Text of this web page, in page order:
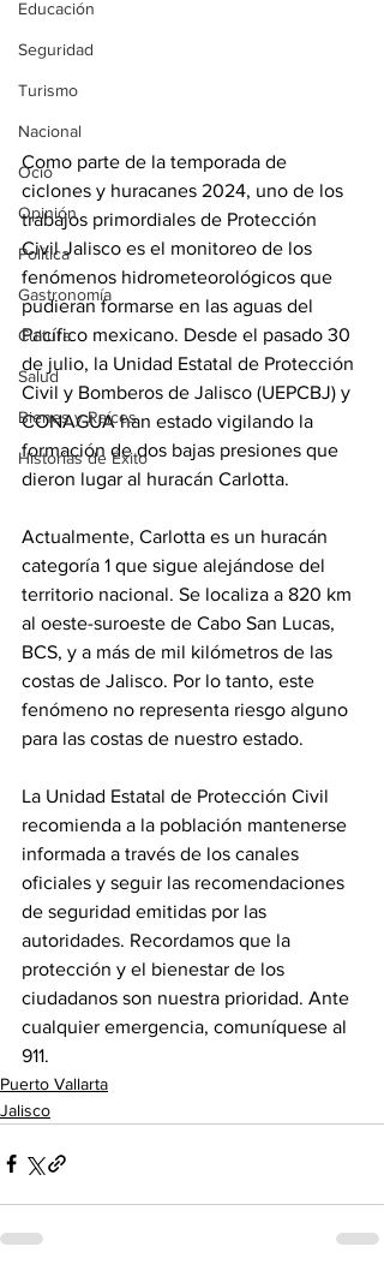
Educación
Seguridad
Turismo
Nacional
Ocio
Opinión
Política
Gastronomía
Cultura
Salud
Bienes y Raíces
Historias de Éxito
Como parte de la temporada de
ciclones y huracanes 2024, uno de los
trabajos primordiales de Protección
Civil Jalisco es el monitoreo de los
fenómenos hidrometeorológicos que
pudieran formarse en las aguas del
Pacífico mexicano. Desde el pasado 30
de julio, la Unidad Estatal de Protección
Civil y Bomberos de Jalisco (UEPCBJ) y
CONAGUA han estado vigilando la
formación de dos bajas presiones que
dieron lugar al huracán Carlotta.
Actualmente, Carlotta es un huracán
categoría 1 que sigue alejándose del
territorio nacional. Se localiza a 820 km
al oeste-suroeste de Cabo San Lucas,
BCS, y a más de mil kilómetros de las
costas de Jalisco. Por lo tanto, este
fenómeno no representa riesgo alguno
para las costas de nuestro estado.
La Unidad Estatal de Protección Civil
recomienda a la población mantenerse
informada a través de los canales
oficiales y seguir las recomendaciones
de seguridad emitidas por las
autoridades. Recordamos que la
protección y el bienestar de los
ciudadanos son nuestra prioridad. Ante
cualquier emergencia, comuníquese al
911.
Puerto Vallarta
Jalisco